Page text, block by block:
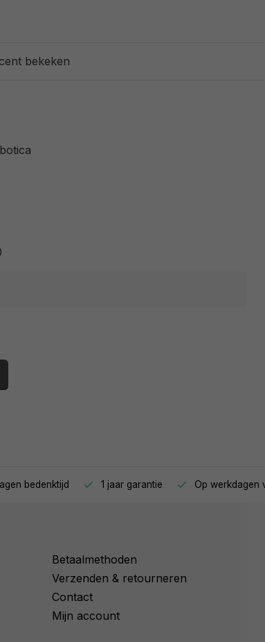
bekeken
bedenktijd 1 jaar garantie Op werkdagen
Betaalmethoden
Verzenden & retourneren
Contact
Mijn account